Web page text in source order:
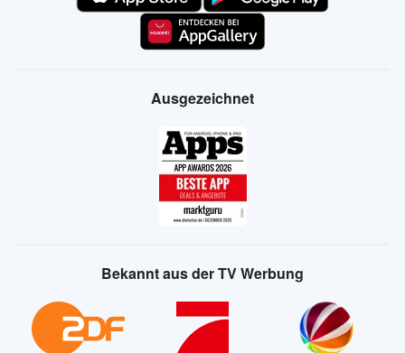
Ausgezeichnet
Bekannt aus der TV Werbung